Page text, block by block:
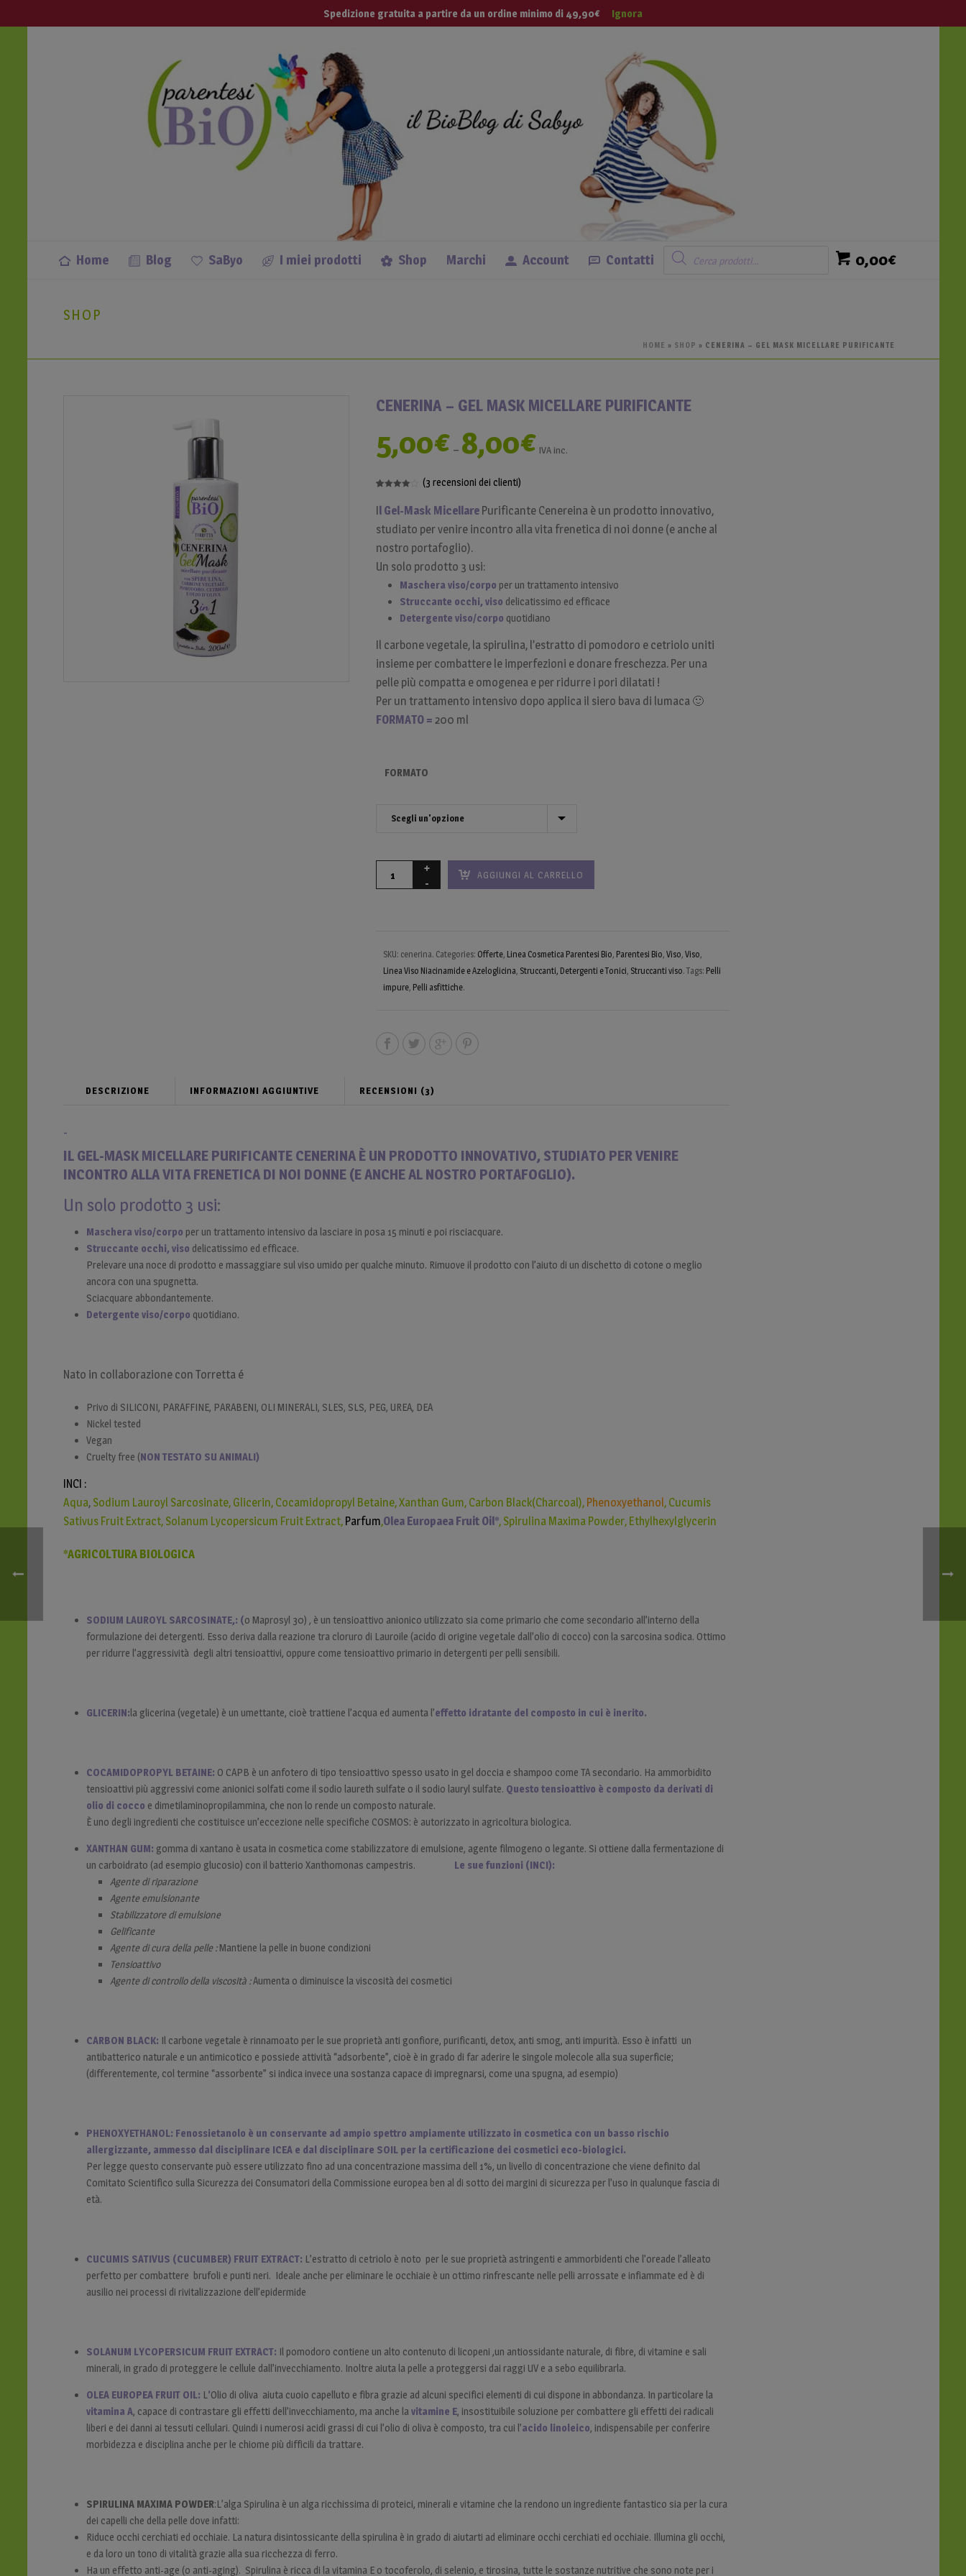
Apri anche tu una Parentesi Bio nella Tua Vita Lingue
Home Blog SaByo I miei prodotti Shop Marchi Account Contatti
prodotti
0,00€
SHOP
HOME » SHOP » CENERINA – GEL MASK MICELLARE PURIFICANTE
CENERINA – GEL MASK MICELLARE PURIFICANTE
5,00€ – 8,00€ IVA inc.
on
ratings
(3 recensioni dei clienti)
Il Gel-Mask Micellare Purificante Cenereina è un prodotto innovativo,
studiato per venire incontro alla vita frenetica di noi donne (e anche al
nostro portafoglio).
Un solo prodotto 3 usi:
Maschera viso/corpo per un trattamento intensivo
Struccante occhi, viso delicatissimo ed efficace
Detergente viso/corpo quotidiano
Il carbone vegetale, la spirulina, l’estratto di pomodoro e cetriolo uniti
insieme per combattere le imperfezioni e donare freschezza. Per una
pelle più compatta e omogenea e per ridurre i pori dilatati !
Per un trattamento intensivo dopo applica il siero bava di lumaca 🙂
FORMATO = 200 ml
FORMATO
AGGIUNGI AL CARRELLO
SKU: cenerina. Categories: Offerte, Linea Cosmetica Parentesi Bio, Parentesi Bio,Viso,Viso,
Linea Viso Niacinamide e Azeloglicina, Struccanti, Detergenti e Tonici, Struccanti viso. Tags: Pelli
impure, Pelli asfittiche.
DESCRIZIONE INFORMAZIONI AGGIUNTIVE RECENSIONI (3)
-
IL GEL-MASK MICELLAREPURIFICANTE CENERINA È UN PRODOTTO INNOVATIVO, STUDIATO PER VENIRE
INCONTRO ALLA VITA FRENETICA DI NOI DONNE (E ANCHE AL NOSTRO PORTAFOGLIO).
Un solo prodotto 3 usi:
Maschera viso/corpo per un trattamento intensivo da lasciare in posa 15 minuti e poi risciacquare.
Struccante occhi, viso delicatissimo ed efficace.
Prelevare una noce di prodotto e massaggiare sul viso umido per qualche minuto. Rimuove il prodotto con l’aiuto di un dischetto di cotone o meglio
ancora con una spugnetta.
Sciacquare abbondantemente.
Detergente viso/corpo quotidiano.
Nato in collaborazione con Torretta é
Privo di SILICONI, PARAFFINE, PARABENI, OLI MINERALI, SLES, SLS, PEG, UREA, DEA
Nickel tested
Vegan
Cruelty free (NON TESTATO SU ANIMALI)
INCI :
Aqua, Sodium Lauroyl Sarcosinate, Glicerin, Cocamidopropyl Betaine, Xanthan Gum, Carbon Black(Charcoal), Phenoxyethanol, Cucumis
Sativus Fruit Extract, Solanum Lycopersicum Fruit Extract, Parfum,Olea Europaea Fruit Oil*, Spirulina Maxima Powder, Ethylhexylglycerin
*AGRICOLTURA BIOLOGICA
SODIUM LAUROYL SARCOSINATE,: (o Maprosyl 30) , è un tensioattivo anionico utilizzato sia come primario che come secondario all’interno della
formulazione dei detergenti. Esso deriva dalla reazione tra cloruro di Lauroile (acido di origine vegetale dall’olio di cocco) con la sarcosina sodica. Ottimo
per ridurre l’aggressività degli altri tensioattivi, oppure come tensioattivo primario in detergenti per pelli sensibili.
GLICERIN:la glicerina (vegetale) è un umettante, cioè trattiene l’acqua ed aumenta l’effetto idratante del composto in cui è inerito.
COCAMIDOPROPYL BETAINE: O CAPB è un anfotero di tipo tensioattivo spesso usato in gel doccia e shampoo come TA secondario. Ha ammorbidito
tensioattivi più aggressivi come anionici solfati come il sodio laureth sulfate o il sodio lauryl sulfate. Questo tensioattivo è composto da derivati di
olio di cocco e dimetilaminopropilammina, che non lo rende un composto naturale.
È uno degli ingredienti che costituisce un’eccezione nelle specifiche COSMOS: è autorizzato in agricoltura biologica.
XANTHAN GUM: gomma di xantano è usata in cosmetica come stabilizzatore di emulsione, agente filmogeno o legante. Si ottiene dalla fermentazione di
un carboidrato (ad esempio glucosio) con il batterio Xanthomonas campestris. Le sue funzioni (INCI):
Agente di riparazione
Agente emulsionante
Stabilizzatore di emulsione
Gelificante
Agente di cura della pelle :Mantiene la pelle in buone condizioni
Tensioattivo
Agente di controllo della viscosità :Aumenta o diminuisce la viscosità dei cosmetici
CARBON BLACK: Il carbone vegetale è rinnamoato per le sue proprietà anti gonfiore, purificanti, detox, anti smog, anti impurità. Esso è infatti un
antibatterico naturale e un antimicotico e possiede attività “adsorbente”, cioè è in grado di far aderire le singole molecole alla sua superficie;
(differentemente, col termine “assorbente” si indica invece una sostanza capace di impregnarsi, come una spugna, ad esempio)
PHENOXYETHANOL: Fenossietanolo è un conservante ad ampio spettro ampiamente utilizzato in cosmetica con un basso rischio
allergizzante, ammesso dal disciplinare ICEA e dal disciplinare SOIL per la certificazione dei cosmetici eco-biologici.
Per legge questo conservante può essere utilizzato fino ad una concentrazione massima dell 1%, un livello di concentrazione che viene definito dal
Comitato Scientifico sulla Sicurezza dei Consumatori della Commissione europea ben al di sotto dei margini di sicurezza per l’uso in qualunque fascia di
età.
CUCUMIS SATIVUS (CUCUMBER) FRUIT EXTRACT: L’estratto di cetriolo è noto per le sue proprietà astringenti e ammorbidenti che l’oreade l’alleato
perfetto per combattere brufoli e punti neri. Ideale anche per eliminare le occhiaie è un ottimo rinfrescante nelle pelli arrossate e infiammate ed è di
ausilio nei processi di rivitalizzazione dell’epidermide
SOLANUM LYCOPERSICUM FRUIT EXTRACT: Il pomodoro contiene un alto contenuto di licopeni ,un antiossidante naturale, di fibre, di vitamine e sali
minerali, in grado di proteggere le cellule dall’invecchiamento. Inoltre aiuta la pelle a proteggersi dai raggi UV e a sebo equilibrarla.
OLEA EUROPEA FRUIT OIL: L ‘Olio di oliva aiuta cuoio capelluto e fibra grazie ad alcuni specifici elementi di cui dispone in abbondanza. In particolare la
vitamina A, capace di contrastare gli effetti dell’invecchiamento, ma anche lavitamine E, insostituibile soluzione per combattere gli effetti dei radicali
liberi e dei danni ai tessuti cellulari. Quindi i numerosi acidi grassi di cui l’olio di oliva è composto, tra cui l’acido linoleico, indispensabile per conferire
morbidezza e disciplina anche per le chiome più difficili da trattare.
SPIRULINA MAXIMA POWDER:L’alga Spirulina è un alga ricchissima di proteici, minerali e vitamine che la rendono un ingrediente fantastico sia per la cura
dei capelli che della pelle dove infatti:
Riduce occhi cerchiati ed occhiaie. La natura disintossicante della spirulina è in grado di aiutarti ad eliminare occhi cerchiati ed occhiaie. Illumina gli occhi,
e da loro un tono di vitalità grazie alla sua ricchezza di ferro.
Ha un effetto anti-age (o anti-aging). Spirulina è ricca di la vitamina E o tocoferolo, di selenio, e tirosina, tutte le sostanze nutritive che sono note per i
Spedizione gratuita a partire da un ordine minimo di 49,90€ Ignora
modal-check